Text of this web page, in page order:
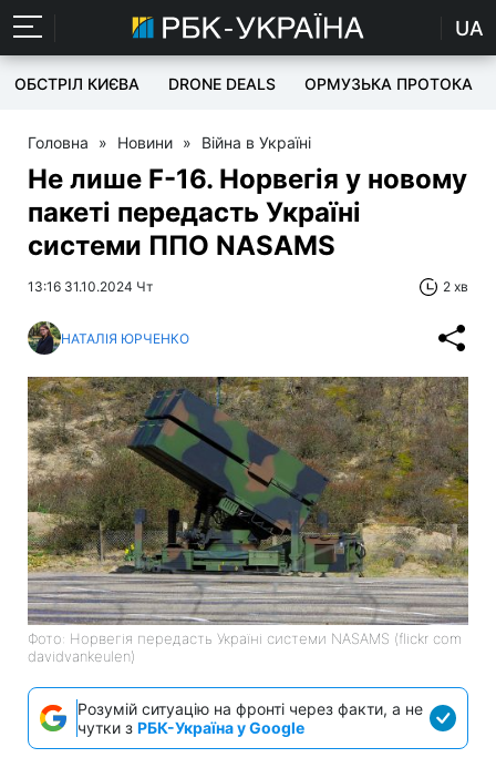
UA
ОБСТРІЛ КИЄВА DRONE DEALS ОРМУЗЬКА ПРОТОКА
Головна » Новини » Війна в Україні
Не лише F-16. Норвегія у новому
пакеті передасть Україні
системи ППО NASAMS
13:16 31.10.2024 Чт 2 хв
НАТАЛІЯ ЮРЧЕНКО
Фото: Норвегія передасть Україні системи NASAMS (flickr com
davidvankeulen)
Розумій ситуацію на фронті через факти, а не
чутки з РБК-Україна у Google